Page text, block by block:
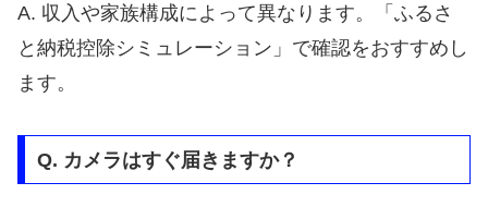
A. 収入や家族構成によって異なります。「ふるさ
と納税控除シミュレーション」で確認をおすすめし
ます。
Q. カメラはすぐ届きますか？